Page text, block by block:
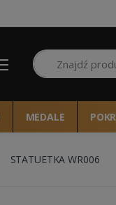
Szukaj
MEDALE
STATUETKA WR006